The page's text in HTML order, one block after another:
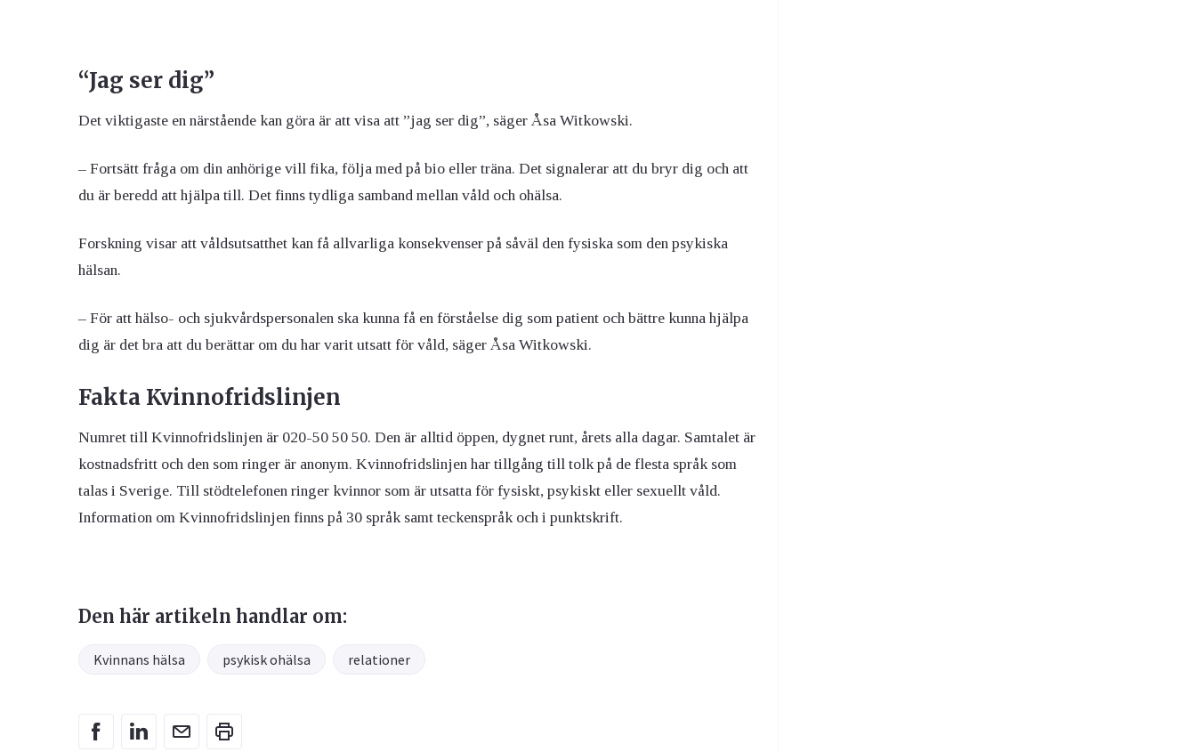
“Jag ser dig”
Det viktigaste en närstående kan göra är att visa att ”jag ser dig”, säger Åsa Witkowski.
– Fortsätt fråga om din anhörige vill fika, följa med på bio eller träna. Det signalerar att du bryr dig och att
du är beredd att hjälpa till. Det finns tydliga samband mellan våld och ohälsa.
Forskning visar att våldsutsatthet kan få allvarliga konsekvenser på såväl den fysiska som den psykiska
hälsan.
– För att hälso- och sjukvårdspersonalen ska kunna få en förståelse dig som patient och bättre kunna hjälpa
dig är det bra att du berättar om du har varit utsatt för våld, säger Åsa Witkowski.
Fakta Kvinnofridslinjen
Numret till Kvinnofridslinjen är 020-50 50 50. Den är alltid öppen, dygnet runt, årets alla dagar. Samtalet är
kostnadsfritt och den som ringer är anonym. Kvinnofridslinjen har tillgång till tolk på de flesta språk som
talas i Sverige. Till stödtelefonen ringer kvinnor som är utsatta för fysiskt, psykiskt eller sexuellt våld.
Information om Kvinnofridslinjen finns på 30 språk samt teckenspråk och i punktskrift.
Den här artikeln handlar om:
Kvinnans hälsa psykisk ohälsa relationer